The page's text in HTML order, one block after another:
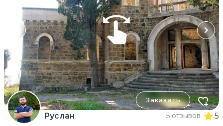
Заказать
Руслан 5 отзывов 5